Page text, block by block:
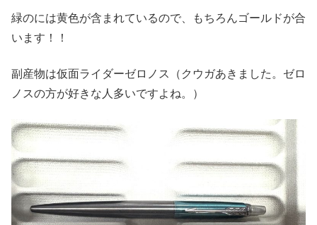
緑のには黄色が含まれているので、もちろんゴールドが合
います！！
副産物は仮面ライダーゼロノス（クウガあきました。ゼロ
ノスの方が好きな人多いですよね。）